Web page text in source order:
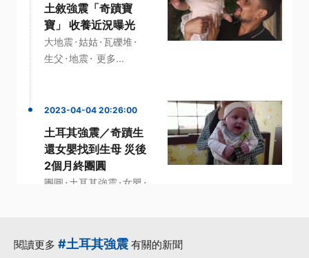
土敘強震「奇蹟寶
寶」 收養近況曝光
大地震·姑姑·瓦礫堆·
生父 ·地震· 更多...
2023-04-04 20:26:00
土耳其強震／奇蹟生
還女嬰找到生母 災後
2個月終團圓
團圓 · 土耳其強震·女嬰 ·
閱讀更多 #土耳其強震 有關的新聞